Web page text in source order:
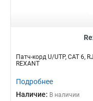
Патч-корд U/UTP, CAT 6,
REXANT
Подробнее
Наличие: В наличии